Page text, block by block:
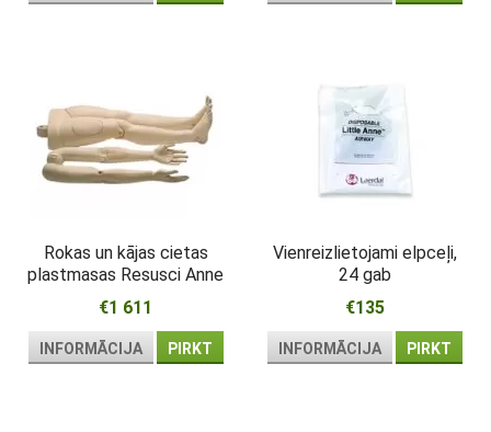
Rokas un kājas cietas
plastmasas Resusci Anne
€1 611
INFORMĀCIJA PIRKT
Vienreizlietojami elpceļi,
24 gab
€135
INFORMĀCIJA PIRKT